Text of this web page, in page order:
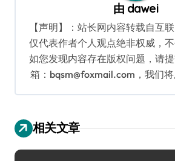
由 dawei
【声明】：站长网内容转载自互
仅代表作者个人观点绝非权威，不
如您发现内容存在版权问题，请
箱：bqsm@foxmail.com，我们将
相关文章